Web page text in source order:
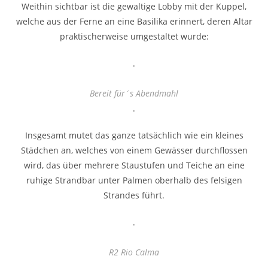
Weithin sichtbar ist die gewaltige Lobby mit der Kuppel,
welche aus der Ferne an eine Basilika erinnert, deren Altar
praktischerweise umgestaltet wurde:
.
Bereit für´s Abendmahl
.
Insgesamt mutet das ganze tatsächlich wie ein kleines
Städchen an, welches von einem Gewässer durchflossen
wird, das über mehrere Staustufen und Teiche an eine
ruhige Strandbar unter Palmen oberhalb des felsigen
Strandes führt.
.
R2 Rio Calma